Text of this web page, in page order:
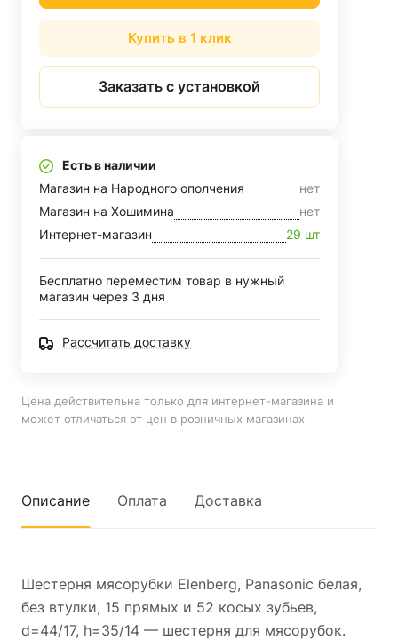
Купить в 1 клик
Заказать с установкой
Есть в наличии
Магазин на Народного ополчения
нет
Магазин на Хошимина
нет
Интернет-магазин
29 шт
Бесплатно переместим товар в нужный
магазин через 3 дня
Рассчитать доставку
Цена действительна только для интернет-магазина и
может отличаться от цен в розничных магазинах
Описание Оплата Доставка
Шестерня мясорубки Elenberg, Panasonic белая,
без втулки, 15 прямых и 52 косых зубьев,
d=44/17, h=35/14 — шестерня для мясорубок.